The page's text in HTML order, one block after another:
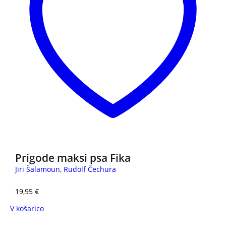
Prigode maksi psa Fika
Jiri Šalamoun, Rudolf Čechura
19,95 €
V košarico